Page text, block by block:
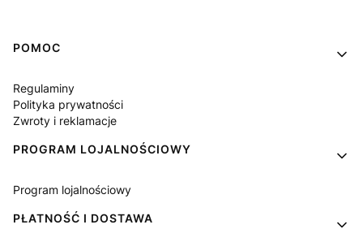
Linki w stopce
POMOC
Regulaminy
Polityka prywatności
Zwroty i reklamacje
PROGRAM LOJALNOŚCIOWY
Program lojalnościowy
PŁATNOŚĆ I DOSTAWA